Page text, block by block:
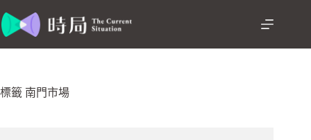
至
容
標籤 南門市場